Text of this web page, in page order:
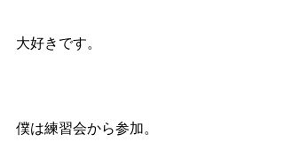
大好きです。
僕は練習会から参加。